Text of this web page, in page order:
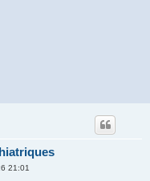
21:01